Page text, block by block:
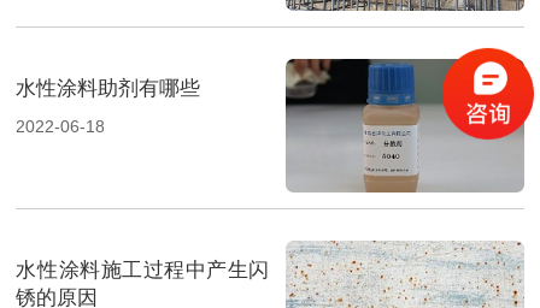
水性涂料助剂有哪些
2022-06-18
水性涂料施工过程中产生闪
锈的原因